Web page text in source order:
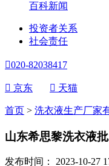
百科新闻
投资者关系
社会责任
020-82038417
 京东  天猫
首页 > 洗衣液生产厂家
山东希思黎洗衣液
发布时间： 2023-10-27